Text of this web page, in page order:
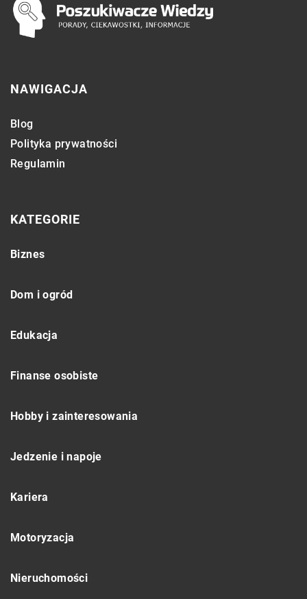
NAWIGACJA
Blog
Polityka prywatności
Regulamin
KATEGORIE
Biznes
Dom i ogród
Edukacja
Finanse osobiste
Hobby i zainteresowania
Jedzenie i napoje
Kariera
Motoryzacja
Nieruchomości